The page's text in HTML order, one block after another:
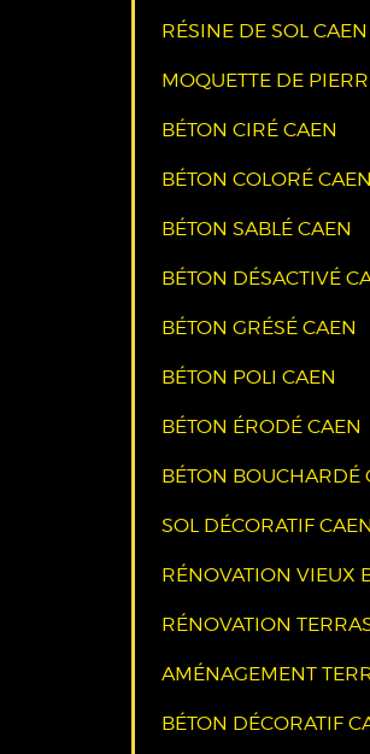
RÉSINE DE SOL CAEN
MOQUETTE DE
BÉTON CIRÉ CAEN
BÉTON COLORÉ CAEN
BÉTON SABLÉ CAEN
BÉTON DÉSACTIVÉ
BÉTON GRÉSÉ CAEN
BÉTON POLI CAEN
BÉTON ÉRODÉ CAEN
BÉTON BOUCHARDÉ
SOL DÉCORATIF CAEN
RÉNOVATION VIEUX
RÉNOVATION
AMÉNAGEMENT
BÉTON DÉCORATIF